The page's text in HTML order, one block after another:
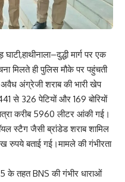
मार्ग पर एक
मिलते ही पुलिस मौके पर पहुंचती
अंग्रेजी शराब की भारी खेप
से 326 पेटियों और 169 बोरियों
करीब 5960 लीटर आंकी गई।
स्टैग जैसी ब्रांडेड शराब शामिल
रुपये बताई गई।मामले की गंभीरता
के तहत BNS की गंभीर धाराओं